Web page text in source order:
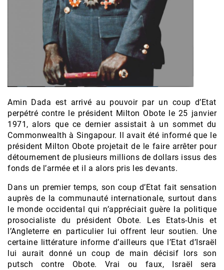
Amin Dada est arrivé au pouvoir par un coup d’Etat
perpétré contre le président Milton Obote le 25 janvier
1971, alors que ce dernier assistait à un sommet du
Commonwealth à Singapour. Il avait été informé que le
président Milton Obote projetait de le faire arrêter pour
détournement de plusieurs millions de dollars issus des
fonds de l’armée et il a alors pris les devants.
Dans un premier temps, son coup d’Etat fait sensation
auprès de la communauté internationale, surtout dans
le monde occidental qui n’appréciait guère la politique
prosocialiste du président Obote. Les Etats-Unis et
l’Angleterre en particulier lui offrent leur soutien. Une
certaine littérature informe d’ailleurs que l’Etat d’Israël
lui aurait donné un coup de main décisif lors son
putsch contre Obote. Vrai ou faux, Israël sera